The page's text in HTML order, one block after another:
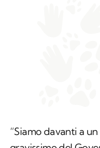
“Siamo davanti a